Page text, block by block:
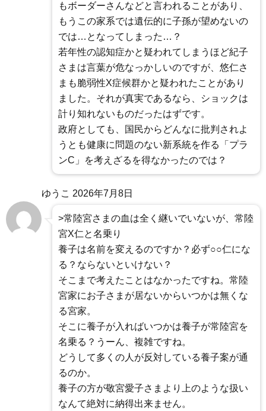
もボーダーさんなどと言われることがあり、
もうこの家系では遺伝的に子孫が望めないの
では…となってしまった…？
若年性の認知症かと疑われてしまうほど紀子
さまは言葉が危なっかしいのですが、悠仁さ
まも脆弱性X症候群かと疑われたことがあり
ました。それが真実であるなら、ショックは
計り知れないものだったはずです。
政府としても、国民からどんなに批判されよ
うとも健康に問題のない新系統を作る「プラ
ンC」を考えざるを得なかったのでは？
ゆうこ 2026年7月8日
>常陸宮さまの血は全く継いでいないが、常陸
宮X仁と名乗り
養子は名前を変えるのですか？必ず○○仁にな
る？ならないといけない？
そこまで考えたことはなかったですね。常陸
宮家にお子さまが居ないからいつかは無くな
る宮家。
そこに養子が入ればいつかは養子が常陸宮を
名乗る？うーん、複雑ですね。
どうして多くの人が反対している養子案が通
るのか。
養子の方が敬宮愛子さまより上のような扱い
なんて絶対に納得出来ません。